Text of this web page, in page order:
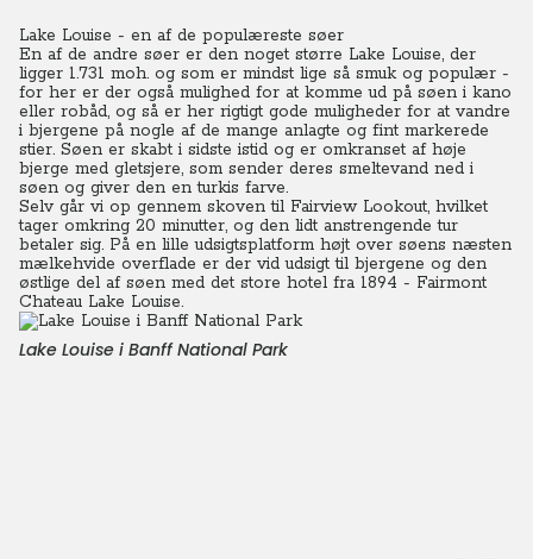
Lake Louise - en af de populæreste søer
En af de andre søer er den noget større Lake Louise, der
ligger 1.731 moh. og som er mindst lige så smuk og populær -
for her er der også mulighed for at komme ud på søen i kano
eller robåd, og så er her rigtigt gode muligheder for at vandre
i bjergene på nogle af de mange anlagte og fint markerede
stier. Søen er skabt i sidste istid og er omkranset af høje
bjerge med gletsjere, som sender deres smeltevand ned i
søen og giver den en turkis farve.
Selv går vi op gennem skoven til Fairview Lookout, hvilket
tager omkring 20 minutter, og den lidt anstrengende tur
betaler sig. På en lille udsigtsplatform højt over søens næsten
mælkehvide overflade er der vid udsigt til bjergene og den
østlige del af søen med det store hotel fra 1894 - Fairmont
Chateau Lake Louise.
Lake Louise i Banff National Park